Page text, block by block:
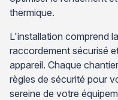
thermique.
L'installation comprend
raccordement sécurisé
appareil. Chaque
règles de sécurité pour
sereine de votre